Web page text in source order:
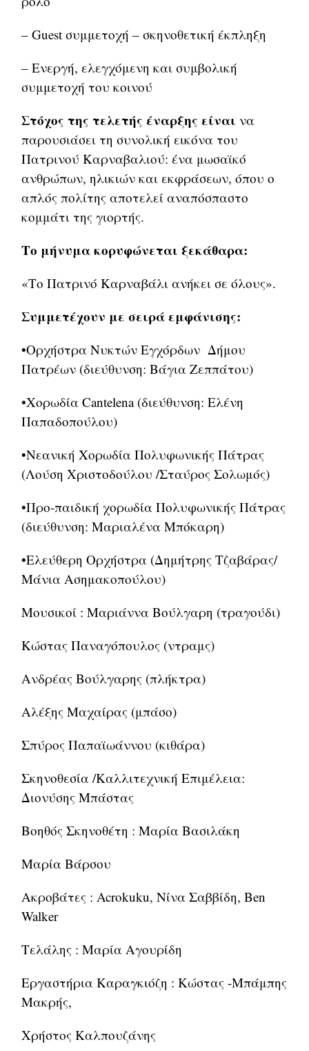
– Guest συμμετοχή – σκηνοθετική έκπληξη
– Ενεργή, ελεγχόμενη και συμβολική
συμμετοχή του κοινού
Στόχος της τελετής έναρξης είναι να
παρουσιάσει τη συνολική εικόνα του
Πατρινού Καρναβαλιού: ένα μωσαϊκό
ανθρώπων, ηλικιών και εκφράσεων, όπου ο
απλός πολίτης αποτελεί αναπόσπαστο
κομμάτι της γιορτής.
Το μήνυμα κορυφώνεται ξεκάθαρα:
«Το Πατρινό Καρναβάλι ανήκει σε όλους».
Συμμετέχουν με σειρά εμφάνισης:
•Ορχήστρα Νυκτών Εγχόρδων Δήμου
Πατρέων (διεύθυνση: Βάγια Ζεππάτου)
•Χορωδία Cantelena (διεύθυνση: Ελένη
Παπαδοπούλου)
•Νεανική Χορωδία Πολυφωνικής Πάτρας
(Λούση Χριστοδούλου /Σταύρος Σολωμός)
•Προ-παιδική χορωδία Πολυφωνικής Πάτρας
(διεύθυνση: Μαριαλένα Μπόκαρη)
•Ελεύθερη Ορχήστρα (Δημήτρης Τζαβάρας/
Μάνια Ασημακοπούλου)
Μουσικοί : Μαριάννα Βούλγαρη (τραγούδι)
Κώστας Παναγόπουλος (ντραμς)
Ανδρέας Βούλγαρης (πλήκτρα)
Αλέξης Μαχαίρας (μπάσο)
Σπύρος Παπαϊωάννου (κιθάρα)
Σκηνοθεσία /Καλλιτεχνική Επιμέλεια:
Διονύσης Μπάστας
Βοηθός Σκηνοθέτη : Μαρία Βασιλάκη
Μαρία Βάρσου
Ακροβάτες : Acrokuku, Νίνα Σαββίδη, Ben
Walker
Τελάλης : Μαρία Αγουρίδη
Εργαστήρια Καραγκιόζη : Κώστας -Μπάμπης
Μακρής,
Χρήστος Καλπουζάνης